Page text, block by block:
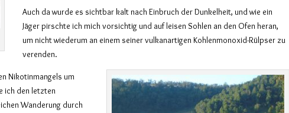
Auch da wurde es sichtbar kalt nach Einbruch der Dunkelheit, und wie ein
Jäger pirschte ich mich vorsichtig und auf leisen Sohlen an den Ofen heran,
um nicht wiederum an einem seiner vulkanartigen Kohlenmonoxid-Rülpser zu
verenden.
Nikotinmangels um
ich den letzten
Wanderung durch